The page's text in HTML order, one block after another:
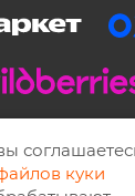
CARD.RU Все
разрешено
ISBC.
куки